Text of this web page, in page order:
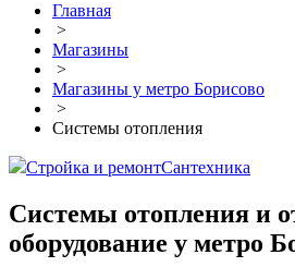
Главная
>
Магазины
>
Магазины у метро Борисово
>
Системы отопления
Стройка и ремонтСантехника
Системы отопления и
оборудование у метро